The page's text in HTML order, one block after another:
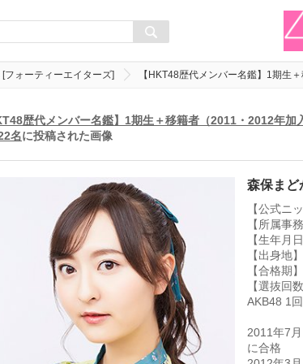
フォーティーエイターズ] 【HKT48歴代メンバー名鑑】1期生
歴代メンバー名鑑】1期生＋移籍者（2011・2012年
名に投稿された画像
森保まど
【公式ニ
【所属事
【生年月
【出身地
【合格期
【選抜回
AKB48 1
2011年7
に合格